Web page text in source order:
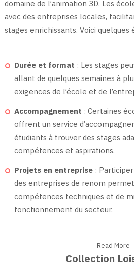
domaine de l’animation 3D. Les
avec des entreprises locales,
stages enrichissants. Voici
Durée et format : Les stages
allant de quelques semaines à
exigences de l’école et de
Accompagnement : Certaines
offrent un service
étudiants à trouver des stages
compétences et aspirations.
Projets en entreprise :
des entreprises de renom
compétences techniques et de
fonctionnement du secteur.
Read More
Collection